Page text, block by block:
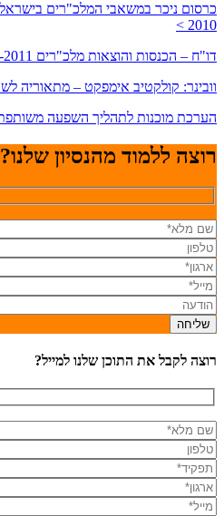
כרסום ניכר במשאבי המלכ"רים
2010 >
דו"ח – הכנסות והוצאות מלכ"רים 2009-2011 >
וובינר: קולקטיב אימפקט – מתאוריה
הערכת מוכנות לתהליך השפעה
רוצה ללמוד מהנסיון שלנו?
רוצה לקבל את התוכן שלנו למייל?